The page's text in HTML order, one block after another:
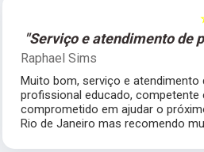
"Serviço e atendimento de
Raphael Sims
Muito bom, serviço e atendimento
profissional educado, competente
comprometido em ajudar o
Rio de Janeiro mas recomendo